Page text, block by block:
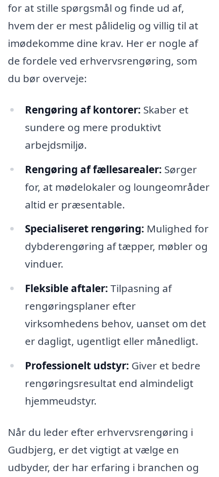
for at stille spørgsmål og finde ud af,
hvem der er mest pålidelig og villig til at
imødekomme dine krav. Her er nogle af
de fordele ved erhvervsrengøring, som
du bør overveje:
Rengøring af kontorer: Skaber et
sundere og mere produktivt
arbejdsmiljø.
Rengøring af fællesarealer: Sørger
for, at mødelokaler og loungeområder
altid er præsentable.
Specialiseret rengøring: Mulighed for
dybderengøring af tæpper, møbler og
vinduer.
Fleksible aftaler: Tilpasning af
rengøringsplaner efter
virksomhedens behov, uanset om det
er dagligt, ugentligt eller månedligt.
Professionelt udstyr: Giver et bedre
rengøringsresultat end almindeligt
hjemmeudstyr.
Når du leder efter erhvervsrengøring i
Gudbjerg, er det vigtigt at vælge en
udbyder, der har erfaring i branchen og